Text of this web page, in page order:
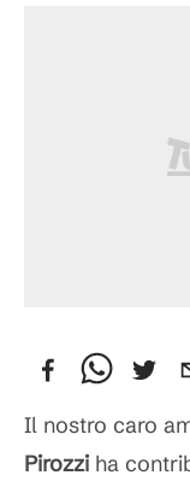
Il nostro caro
Pirozzi ha